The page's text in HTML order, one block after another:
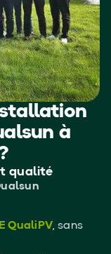
à
qualité
QualiPV, sans